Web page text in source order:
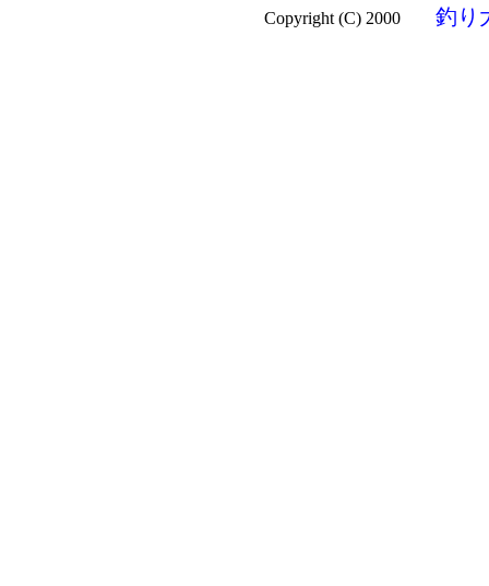
Copyright (C) 2000 釣り